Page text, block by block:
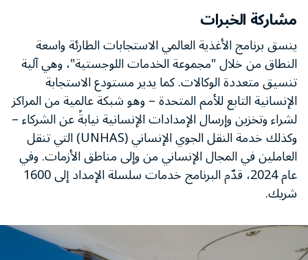
مشاركة الخبرات
ينسق برنامج الأغذية العالمي الاستجابات الطارئة واسعة
النطاق من خلال "مجموعة الخدمات اللوجستية"، وهي آلية
تنسيق متعددة الوكالات. كما يدير مستودع الاستجابة
الإنسانية التابع للأمم المتحدة – وهو شبكة عالمية من المراكز
لشراء وتخزين وإرسال الإمدادات الإنسانية نيابةً عن الشركاء –
وكذلك خدمة النقل الجوي الإنساني (UNHAS) التي تنقل
العاملين في المجال الإنساني من وإلى مناطق الأزمات. وفي
عام 2024، قدّم البرنامج خدمات سلسلة الإمداد إلى 1600
شريك.